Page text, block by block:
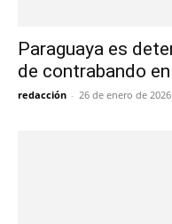
Paraguaya es
de contrabando
redacción - 26 de enero de 2026